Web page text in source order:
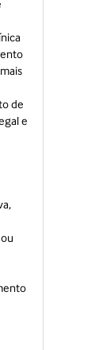
de
e